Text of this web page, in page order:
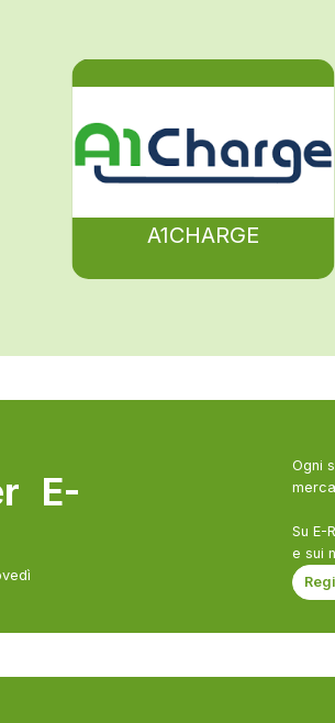
A1CHARGE
E-
Ogni
Su E-
e sui